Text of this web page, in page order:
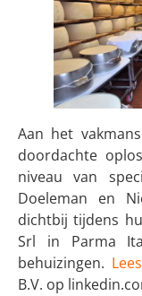
Aan het
doordachte
niveau van
Doeleman en
dichtbij tijdens
Srl in Parma
behuizingen.
B.V. op